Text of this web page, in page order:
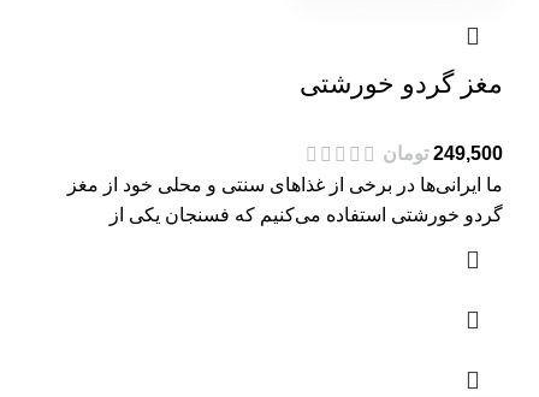
مغز گردو خورشتی
تومان
ما ایرانی‌ها در برخی از غذاهای سنتی و محلی خود از مغز
گردو خورشتی استفاده می‌کنیم که فسنجان یکی از